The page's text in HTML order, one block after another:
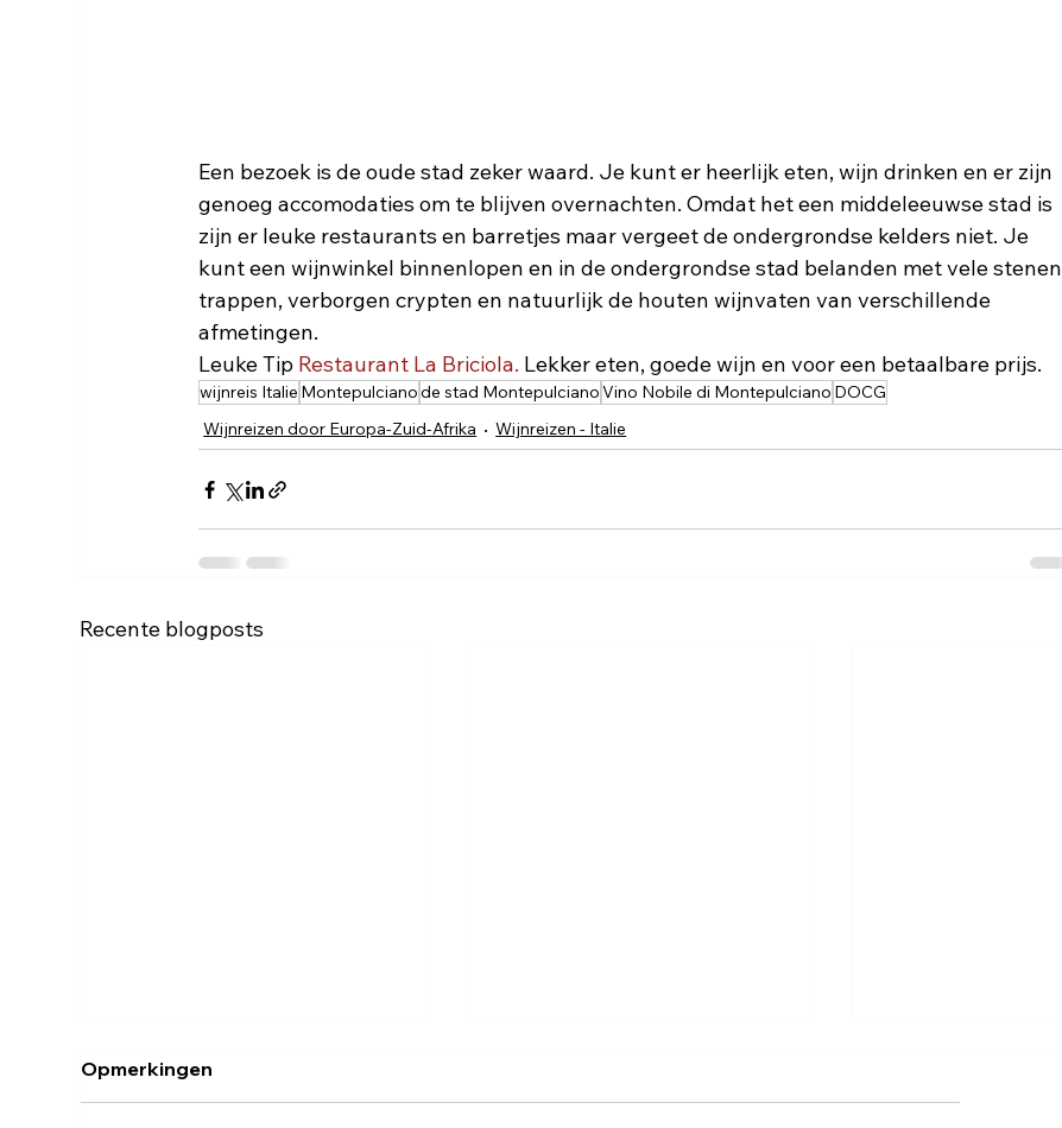
Een bezoek is de oude stad zeker waard. Je kunt er heerlijk eten, wijn drinken en er zijn
genoeg accomodaties om te blijven overnachten. Omdat het een middeleeuwse stad is
zijn er leuke restaurants en barretjes maar vergeet de ondergrondse kelders niet. Je
kunt een wijnwinkel binnenlopen en in de ondergrondse stad belanden met vele stenen
trappen, verborgen crypten en natuurlijk de houten wijnvaten van verschillende
afmetingen.
Leuke Tip Restaurant La Briciola. Lekker eten, goede wijn en voor een betaalbare prijs.
wijnreis Italie Montepulcianode stad MontepulcianoVino Nobile di Montepulciano DOCG
Wijnreizen door Europa-Zuid-Afrika
Wijnreizen - Italie
Recente blogposts
Opmerkingen